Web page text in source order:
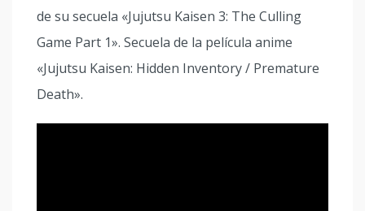
de su secuela «Jujutsu Kaisen 3: The Culling
Game Part 1». Secuela de la película anime
«Jujutsu Kaisen: Hidden Inventory / Premature
Death».